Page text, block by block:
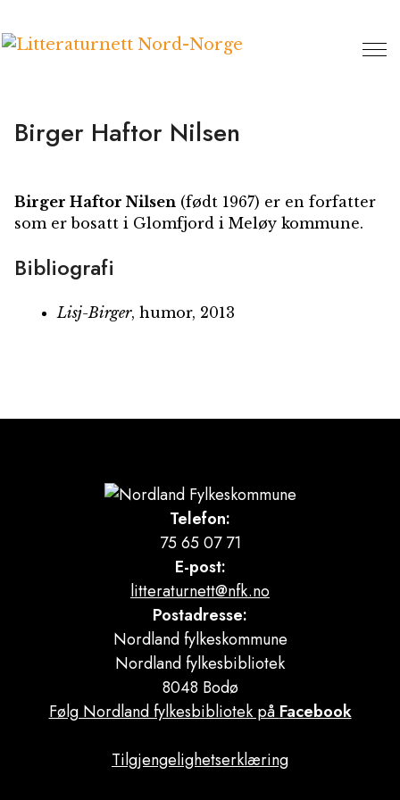
til
Birger Haftor Nilsen
Birger Haftor Nilsen (født 1967) er en forfatter
som er bosatt i Glomfjord i Meløy kommune.
Bibliografi
Lisj-Birger, humor, 2013
Telefon:
75 65 07 71
E-post:
litteraturnett@nfk.no
Postadresse:
Nordland fylkeskommune
Nordland fylkesbibliotek
8048 Bodø
Følg Nordland fylkesbibliotek på Facebook
Tilgjengelighetserklæring